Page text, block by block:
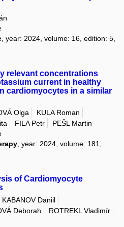
, year: 2024, volume: 16, edition: 5,
relevant concentrations
current in healthy
cardiomyocytes in a similar
Olga
KULA Roman
FILA Petr
PEŠL Martin
, year: 2024, volume: 181,
of Cardiomyocyte
KABANOV Daniil
Deborah
ROTREKL Vladimír